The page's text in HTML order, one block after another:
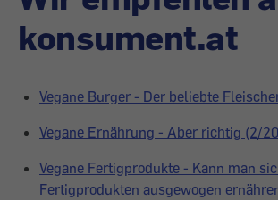
konsument.at
Vegane Burger - Der beliebte
Vegane Ernährung - Aber richtig (2/
Vegane Fertigprodukte - Kann man
Fertigprodukten ausgewogen